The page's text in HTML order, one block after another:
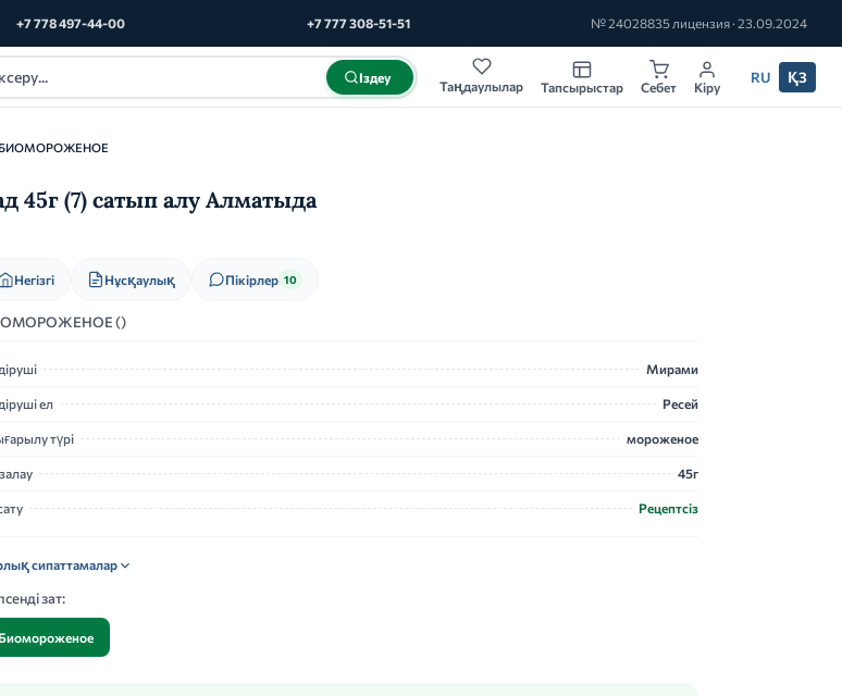
+7 778 497-44-00 +7 777 308-51-51 № 24028835 лицензия · 23.09.2024
Іздеу
Таңдаулылар Тапсырыстар Себет Кіру
RU ҚЗ
БИОМОРОЖЕНОЕ
(7) сатып алу Алматыда
Негізгі Нұсқаулық Пікірлер 10
()
Мирами
ел Ресей
түрі мороженое
45г
Рецептсіз
сипаттамалар
зат:
Биомороженое